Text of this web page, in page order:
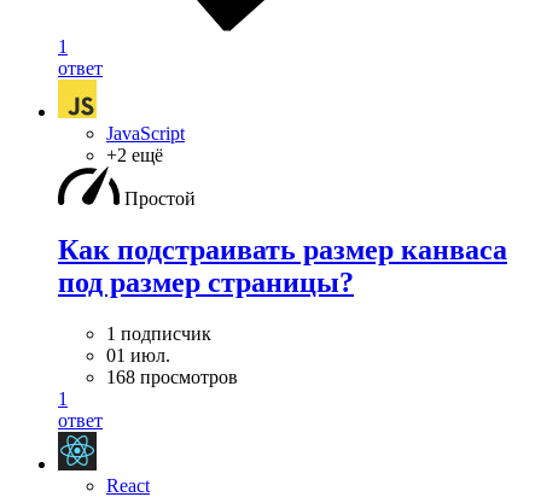
1
ответ
JavaScript
+2 ещё
Простой
Как подстраивать размер канваса
под размер страницы?
1 подписчик
01 июл.
168 просмотров
1
ответ
React